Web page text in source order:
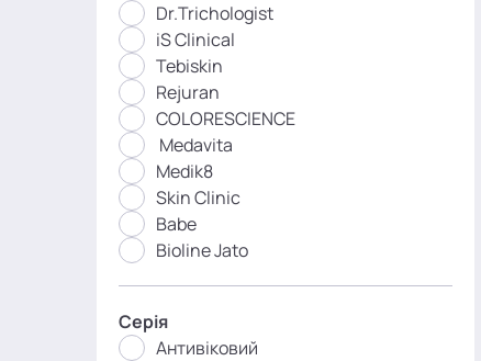
Dr.Trichologist
iS Clinical
Tebiskin
Rejuran
COLORESCIENCE
Medavita
Medik8
Skin Clinic
Babe
Bioline Jato
Серія
Антивіковий